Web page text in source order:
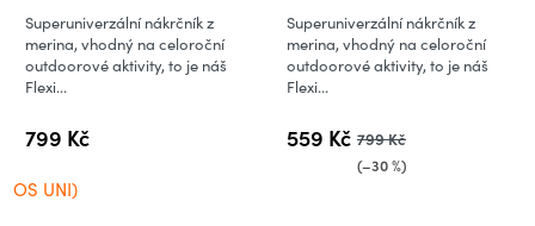
799 Kč
Superuniverzální nákrčník z
merina, vhodný na celoroční
outdoorové aktivity, to je náš
Flexi...
OS UNI)
559 Kč 799 Kč
(–30 %)
Superuniverzální nákrčník z
merina, vhodný na celoroční
outdoorové aktivity, to je náš
Flexi...